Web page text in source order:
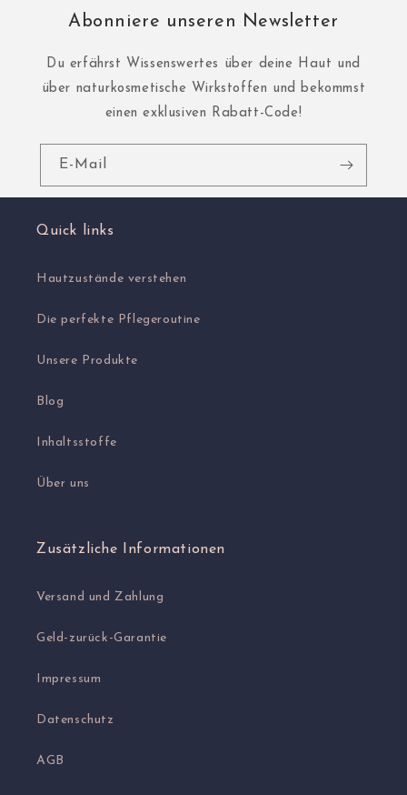
Abonniere unseren Newsletter
Du erfährst Wissenswertes über deine Haut und
über naturkosmetische Wirkstoffen und bekommst
einen exklusiven Rabatt-Code!
E-Mail
Quick links
Hautzustände verstehen
Die perfekte Pflegeroutine
Unsere Produkte
Blog
Inhaltsstoffe
Über uns
Zusätzliche Informationen
Versand und Zahlung
Geld-zurück-Garantie
Impressum
Datenschutz
AGB